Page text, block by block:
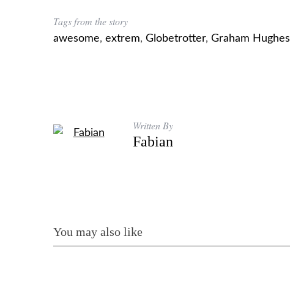
Tags from the story
awesome, extrem, Globetrotter, Graham Hughes
Written By
Fabian
You may also like